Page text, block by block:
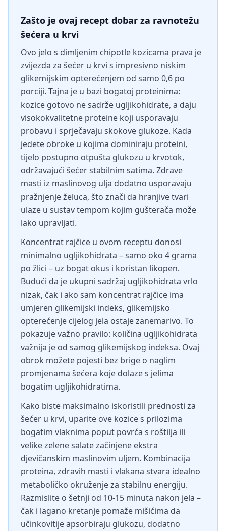
Zašto je ovaj recept dobar za ravnotežu
šećera u krvi
Ovo jelo s dimljenim chipotle kozicama prava je
zvijezda za šećer u krvi s impresivno niskim
glikemijskim opterećenjem od samo 0,6 po
porciji. Tajna je u bazi bogatoj proteinima:
kozice gotovo ne sadrže ugljikohidrate, a daju
visokokvalitetne proteine koji usporavaju
probavu i sprječavaju skokove glukoze. Kada
jedete obroke u kojima dominiraju proteini,
tijelo postupno otpušta glukozu u krvotok,
održavajući šećer stabilnim satima. Zdrave
masti iz maslinovog ulja dodatno usporavaju
pražnjenje želuca, što znači da hranjive tvari
ulaze u sustav tempom kojim gušterača može
lako upravljati.
Koncentrat rajčice u ovom receptu donosi
minimalno ugljikohidrata – samo oko 4 grama
po žlici – uz bogat okus i koristan likopen.
Budući da je ukupni sadržaj ugljikohidrata vrlo
nizak, čak i ako sam koncentrat rajčice ima
umjeren glikemijski indeks, glikemijsko
opterećenje cijelog jela ostaje zanemarivo. To
pokazuje važno pravilo: količina ugljikohidrata
važnija je od samog glikemijskog indeksa. Ovaj
obrok možete pojesti bez brige o naglim
promjenama šećera koje dolaze s jelima
bogatim ugljikohidratima.
Kako biste maksimalno iskoristili prednosti za
šećer u krvi, uparite ove kozice s prilozima
bogatim vlaknima poput povrća s roštilja ili
velike zelene salate začinjene ekstra
djevičanskim maslinovim uljem. Kombinacija
proteina, zdravih masti i vlakana stvara idealno
metaboličko okruženje za stabilnu energiju.
Razmislite o šetnji od 10-15 minuta nakon jela –
čak i lagano kretanje pomaže mišićima da
učinkovitije apsorbiraju glukozu, dodatno